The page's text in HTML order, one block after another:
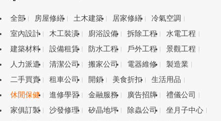
全部 房屋修繕 土木建築 居家修繕
冷氣空調
室內設計
木工裝潢 廚浴設備 拆除工程
水電工程
建築材料
設備租賃 防水工程 戶外工程
景觀工程
人力派遣
清潔公司 搬家公司 電器維修
製造業
二手買賣
租車公司 開鎖 美食折扣
生活用品
休閒保健
進修學習 金融服務 廣告招牌
禮儀公司
家俱訂製
沙發修理 矽晶地坪 除蟲公司
坐月子中心